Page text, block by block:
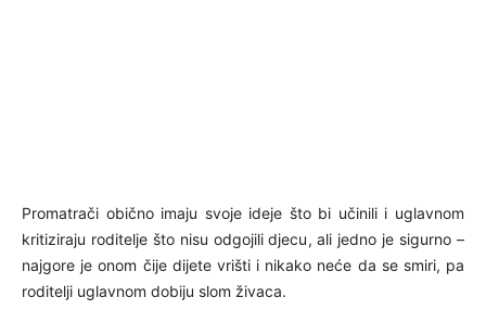
Promatrači obično imaju svoje ideje što bi učinili i uglavnom
kritiziraju roditelje što nisu odgojili djecu, ali jedno je sigurno –
najgore je onom čije dijete vrišti i nikako neće da se smiri, pa
roditelji uglavnom dobiju slom živaca.